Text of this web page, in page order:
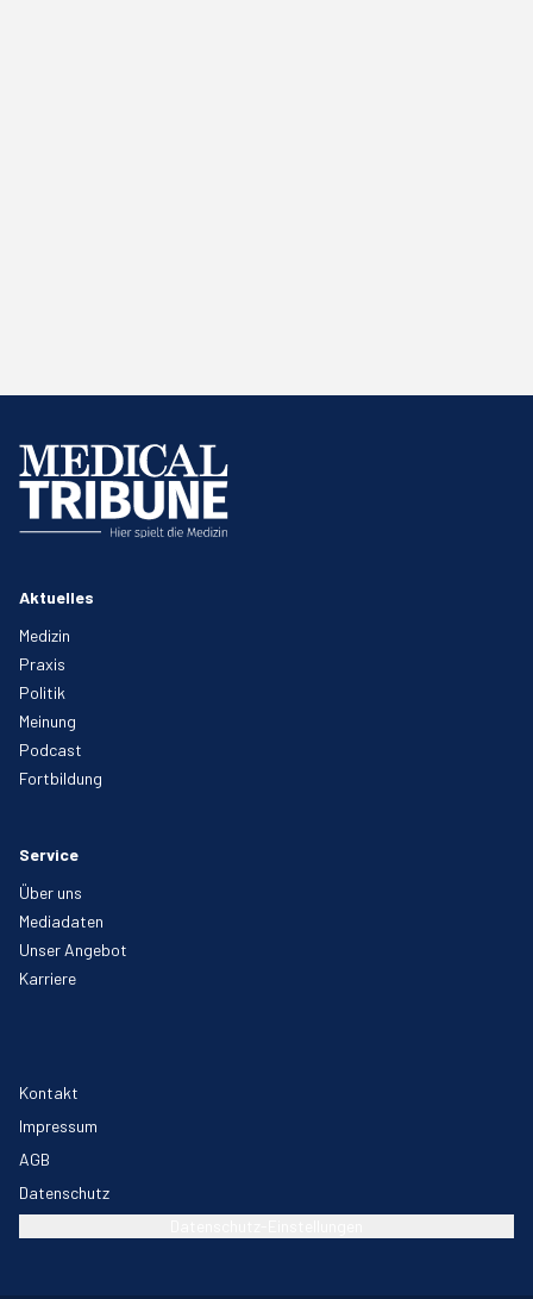
Aktuelles
Medizin
Praxis
Politik
Meinung
Podcast
Fortbildung
Service
Über uns
Mediadaten
Unser Angebot
Karriere
Kontakt
Impressum
AGB
Datenschutz